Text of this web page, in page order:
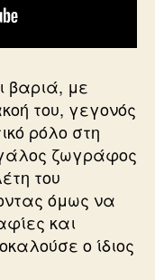
βαριά, με
του, γεγονός
ρόλο στη
ζωγράφος
του
όμως να
και
ο ίδιος